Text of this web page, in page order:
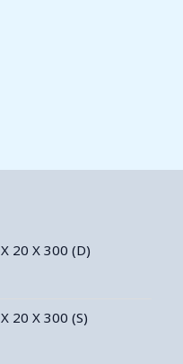
20 X 300 (D)
20 X 300 (S)